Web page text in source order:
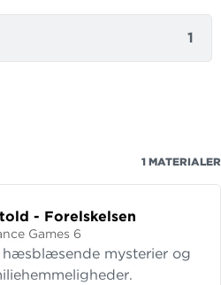
1
1 MATERIALER
- Forelskelsen
Games 6
hæsblæsende mysterier og